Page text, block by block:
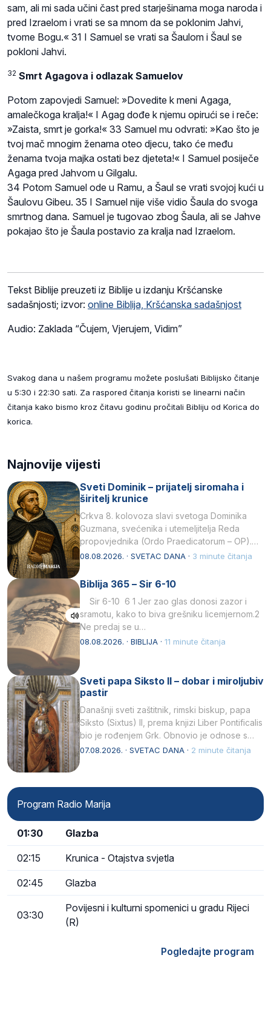
sam, ali mi sada učini čast pred starješinama moga naroda i
pred Izraelom i vrati se sa mnom da se poklonim Jahvi,
tvome Bogu.« 31 I Samuel se vrati sa Šaulom i Šaul se
pokloni Jahvi.
32 Smrt Agagova i odlazak Samuelov
Potom zapovjedi Samuel: »Dovedite k meni Agaga,
amalečkoga kralja!« I Agag dođe k njemu opirući se i reče:
»Zaista, smrt je gorka!« 33 Samuel mu odvrati: »Kao što je
tvoj mač mnogim ženama oteo djecu, tako će među
ženama tvoja majka ostati bez djeteta!« I Samuel posiječe
Agaga pred Jahvom u Gilgalu.
34 Potom Samuel ode u Ramu, a Šaul se vrati svojoj kući u
Šaulovu Gibeu. 35 I Samuel nije više vidio Šaula do svoga
smrtnog dana. Samuel je tugovao zbog Šaula, ali se Jahve
pokajao što je Šaula postavio za kralja nad Izraelom.
Tekst Biblije preuzeti iz Biblije u izdanju Kršćanske
sadašnjosti; izvor: online Biblija, Kršćanska sadašnjost
Audio: Zaklada “Čujem, Vjerujem, Vidim”
Svakog dana u našem programu možete poslušati Biblijsko čitanje
u 5:30 i 22:30 sati. Za raspored čitanja koristi se linearni način
čitanja kako bismo kroz čitavu godinu pročitali Bibliju od Korica do
korica.
Najnovije vijesti
Sveti Dominik – prijatelj siromaha i
širitelj krunice
Crkva 8. kolovoza slavi svetoga Dominika
Guzmana, svećenika i utemeljitelja Reda
propovjednika (Ordo Praedicatorum – OP).
Svojim životom, dubokom ljubavlju prema
08.08.2026. · SVETAC DANA · 3 minute čitanja
Biblija 365 – Sir 6-10
Sir 6-10 6 1 Jer zao glas donosi zazor i
sramotu, kako to biva grešniku licemjernom.2
Ne predaj se u…
08.08.2026. · BIBLIJA · 11 minute čitanja
Sveti papa Siksto II – dobar i miroljubiv
pastir
Današnji sveti zaštitnik, rimski biskup, papa
Siksto (Sixtus) II, prema knjizi Liber Pontificalis
bio je rođenjem Grk. Obnovio je odnose s
afričkim…
07.08.2026. · SVETAC DANA · 2 minute čitanja
Program Radio Marija
01:30 Glazba
02:15 Krunica - Otajstva svjetla
02:45 Glazba
03:30
Povijesni i kulturni spomenici u gradu Rijeci
(R)
Pogledajte program